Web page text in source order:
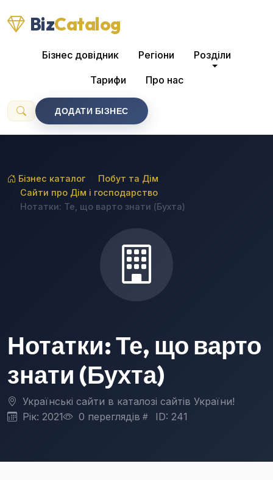
BizCatalog
Бізнес довідник Регіони Розділи
Тарифи Про нас
ДОДАТИ БІЗНЕС
Бізнес каталог
Побут та Дім
Сайти про Дім і господарство
Нотатки: Те, що варто знати (Бухта)
Нотатки: Те, що варто
знати (Бухта)
Українські сайти в каталозі сайтів України!
Рік: 2021
0 переглядів ID: 241